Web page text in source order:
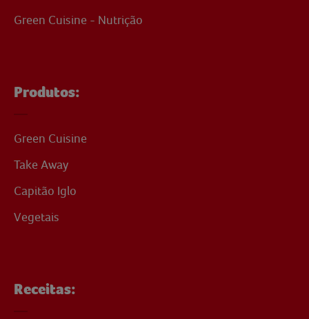
Green Cuisine - Nutrição
Produtos:
Green Cuisine
Take Away
Capitão Iglo
Vegetais
Receitas: